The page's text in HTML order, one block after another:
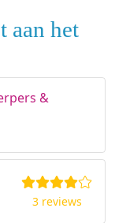
aan het
&
3 reviews